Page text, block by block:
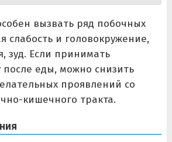
вызвать ряд побочных
слабость и головокружение,
зуд. Если принимать
после еды, можно снизить
проявлений со
кишечного тракта.